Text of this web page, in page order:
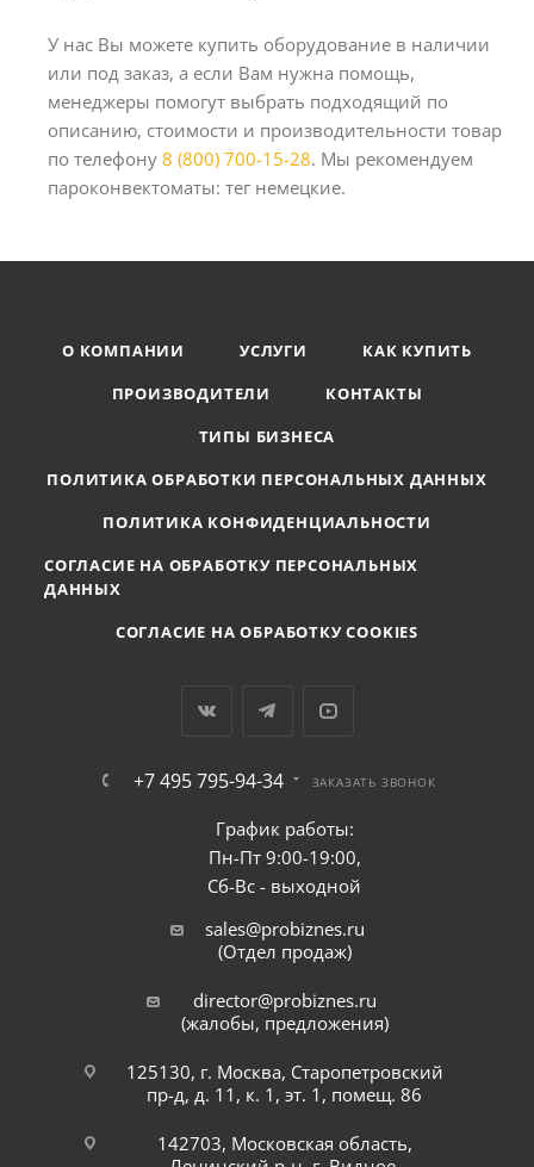
У нас Вы можете купить оборудование в наличии
или под заказ, а если Вам нужна помощь,
менеджеры помогут выбрать подходящий по
описанию, стоимости и производительности товар
по телефону 8 (800) 700-15-28. Мы рекомендуем
пароконвектоматы: тег немецкие.
О КОМПАНИИ УСЛУГИ
КАК КУПИТЬ
ПРОИЗВОДИТЕЛИ
КОНТАКТЫ
ТИПЫ БИЗНЕСА
ПОЛИТИКА ОБРАБОТКИ ПЕРСОНАЛЬНЫХ ДАННЫХ
ПОЛИТИКА КОНФИДЕНЦИАЛЬНОСТИ
СОГЛАСИЕ НА ОБРАБОТКУ ПЕРСОНАЛЬНЫХ
ДАННЫХ
СОГЛАСИЕ НА ОБРАБОТКУ COOKIES
+7 495 795-94-34 ЗАКАЗАТЬ ЗВОНОК
График работы:
Пн-Пт 9:00-19:00,
Сб-Вс - выходной
sales@probiznes.ru
(Отдел продаж)
director@probiznes.ru
(жалобы, предложения)
125130, г. Москва, Старопетровский
пр-д, д. 11, к. 1, эт. 1, помещ. 86
142703, Московская область,